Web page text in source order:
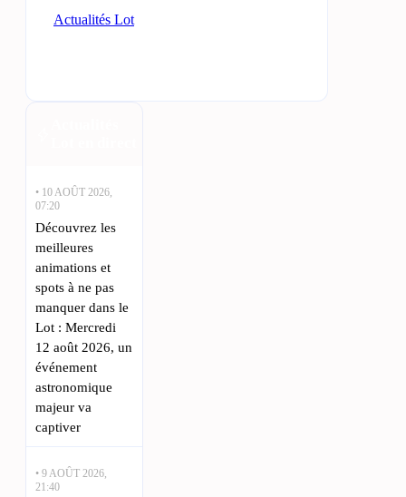
Actualités Lot
• 10 AOÛT 2026,
07:20
Découvrez les
meilleures
animations et
spots à ne pas
manquer dans le
Lot : Mercredi
12 août 2026, un
événement
astronomique
majeur va
captiver
• 9 AOÛT 2026,
21:40